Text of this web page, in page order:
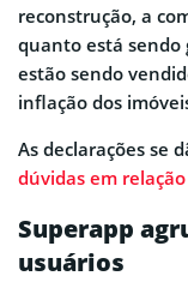
reconstrução, a
quanto está sendo
estão sendo
inflação dos
As declarações se
dúvidas em
Superapp
usuários